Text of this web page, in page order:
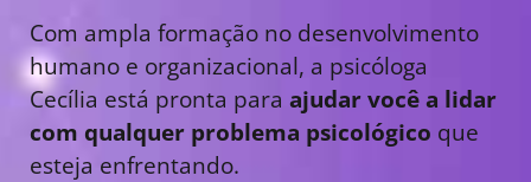
Com ampla formação no desenvolvimento
humano e organizacional, a psicóloga
Cecília está pronta para ajudar você a lidar
com qualquer problema psicológico que
esteja enfrentando.